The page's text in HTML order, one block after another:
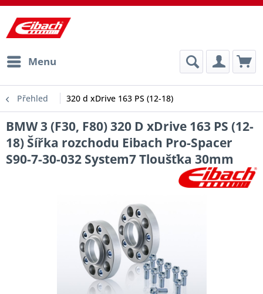
Menu
Přehled 320 d xDrive 163 PS (12-18)
BMW 3 (F30, F80) 320 D xDrive 163 PS (12-
18) Šířka rozchodu Eibach Pro-Spacer
S90-7-30-032 System7 Tloušťka 30mm